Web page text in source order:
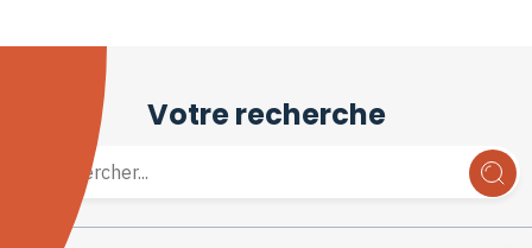
Votre recherche